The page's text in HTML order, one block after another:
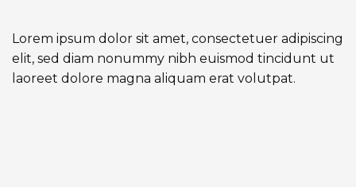
Lorem ipsum dolor sit amet, consectetuer adipiscing
elit, sed diam nonummy nibh euismod tincidunt ut
laoreet dolore magna aliquam erat volutpat.